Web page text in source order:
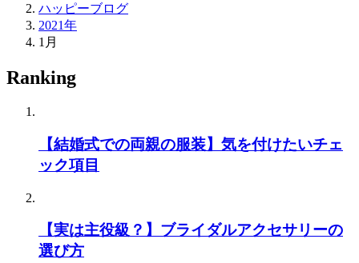
ハッピーブログ
2021年
1月
Ranking
【結婚式での両親の服装】気を付けたいチェ
ック項目
【実は主役級？】ブライダルアクセサリーの
選び方